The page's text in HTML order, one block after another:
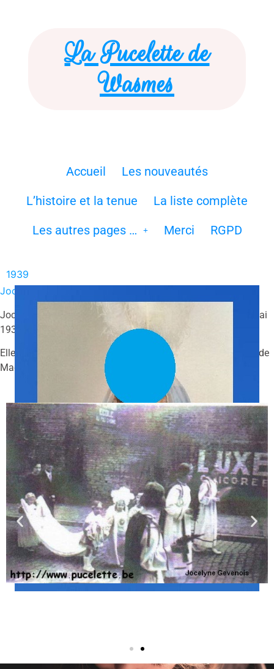
La Pucelette de
Wasmes
Accueil
Les nouveautés
L’histoire et la tenue
La liste complète
Les autres pages …
Merci RGPD
1939
Jocelyne Gevenois
Jocelyne, était âgée de 5 ans lors de sa participation le 29 mai
1939.
Elle est l’heureuse petite fille de Monsieur Gevenois Henry et de
Madame Motte Théodora